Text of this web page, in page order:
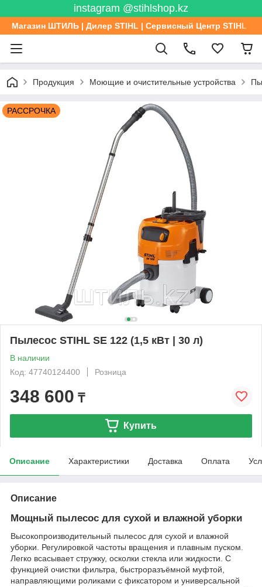
instagram @stihlshop.kz
Магазин ШТИЛЬ | Дилер STIHL | Сервисный Центр STIHL
Продукция Моющие и очистительные устройства
РАССРОЧКА
Пылесос STIHL SE 122 (1,5 кВт | 30 л)
В наличии
Код: 47740124400
Розница
348 600 ₸
Купить
Описание Характеристики Доставка Оплата
Описание
Мощный пылесос для сухой и влажной уборки
Высокопроизводительный пылесос для сухой и влажной
уборки. Регулировкой частоты вращения и плавным пуском.
Легко всасывает стружку, осколки стекла или жидкости. С
функцией очистки фильтра, быстроразъёмной муфтой,
направляющими роликами с фиксатором и универсальной